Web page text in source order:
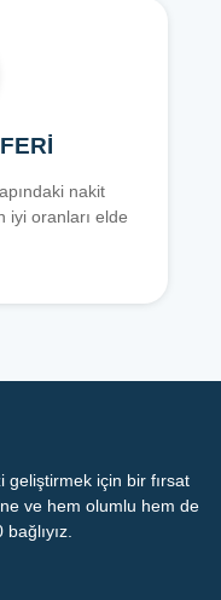
nakit
iyi oranları elde
geliştirmek için bir fırsat
ve hem olumlu hem de